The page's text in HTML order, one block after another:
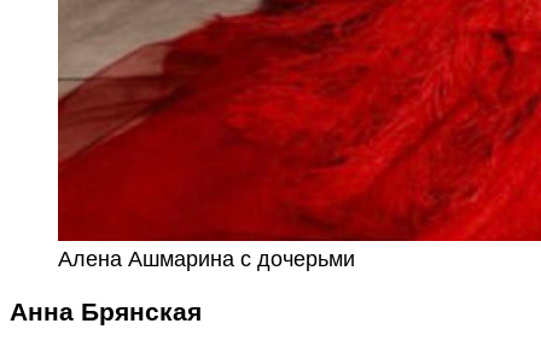
Алена Ашмарина с дочерьми
Анна Брянская